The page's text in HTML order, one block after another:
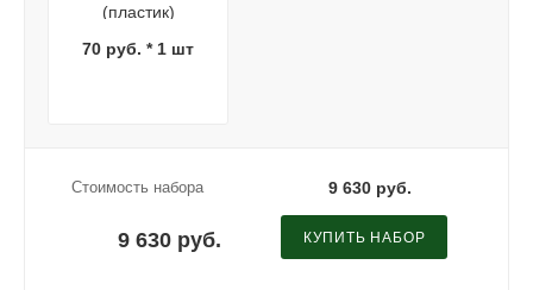
(пластик)
70 руб. * 1 шт
Стоимость набора 9 630 руб.
9 630 руб. КУПИТЬ НАБОР